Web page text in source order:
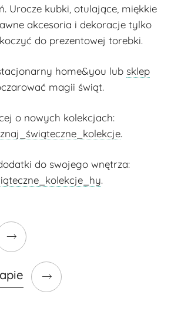
Urocze kubki, otulające, miękkie
akcesoria i dekoracje tylko
do prezentowej torebki.
home&you lub sklep
magii świąt.
o nowych kolekcjach:
.
do swojego wnętrza:
.